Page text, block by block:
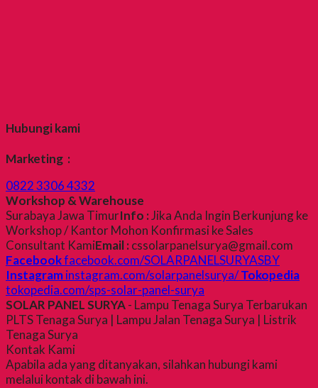
Hubungi kami
Marketing :
0822 3306 4332
Workshop & Warehouse
Surabaya Jawa TimurInfo :Jika Anda Ingin Berkunjung ke
Workshop / Kantor Mohon Konfirmasi ke Sales
Consultant KamiEmail : cssolarpanelsurya@gmail.com
Facebookfacebook.com/SOLARPANELSURYASBY
Instagraminstagram.com/solarpanelsurya/Tokopedia
tokopedia.com/sps-solar-panel-surya
SOLAR PANEL SURYA- Lampu Tenaga Surya Terbarukan
PLTS Tenaga Surya | Lampu Jalan Tenaga Surya | Listrik
Tenaga Surya
Kontak Kami
Apabila ada yang ditanyakan, silahkan hubungi kami
melalui kontak di bawah ini.